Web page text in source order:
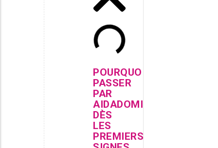
POURQUOI
PASSER
PAR
AIDADOMI
DÈS
LES
PREMIERS